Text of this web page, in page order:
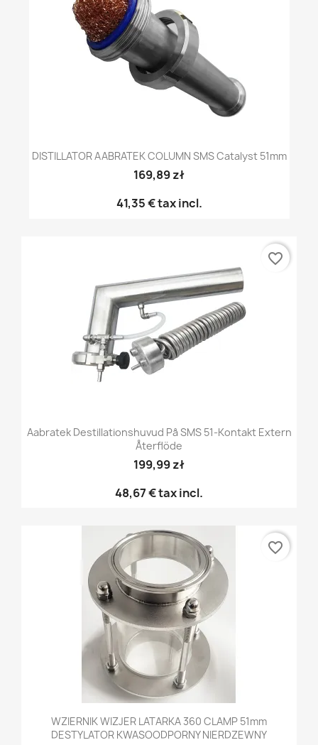
DISTILLATOR AABRATEK COLUMN SMS Catalyst 51mm
169,89 zł
41,35 €tax incl.
Aabratek Destillationshuvud På SMS 51-Kontakt Extern
Återflöde
199,99 zł
48,67 €tax incl.
favorite_border
WZIERNIK WIZJER LATARKA 360 CLAMP 51mm
DESTYLATOR KWASOODPORNY NIERDZEWNY
favorite_border